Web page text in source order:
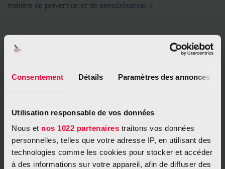
Consentement Détails Paramètres des annonces
Utilisation responsable de vos données
Nous et nos 1022 partenaires traitons vos données
personnelles, telles que votre adresse IP, en utilisant des
technologies comme les cookies pour stocker et accéder
à des informations sur votre appareil, afin de diffuser des
matière de prévention et de sensibilisation. »